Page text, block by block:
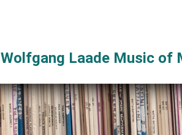
Wolfgang Laade Music of